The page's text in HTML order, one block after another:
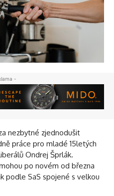
-
nezbytné zjednodušit
práce pro mladé 15letých
Ondrej Šprlák.
po novém od března
podle SaS spojené s velkou